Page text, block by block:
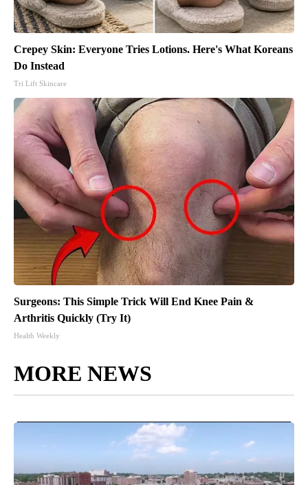
Crepey Skin: Everyone Tries Lotions. Here's What Koreans
Do Instead
Tri Lift Skincare
Surgeons: This Simple Trick Will End Knee Pain &
Arthritis Quickly (Try It)
Health Weekly
MORE NEWS